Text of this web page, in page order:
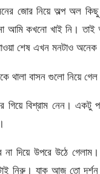
জোর নিয়ে অল্প অল
আমি কখনো খাই নি। তাই
শেষ এখন মনটাও
থালা বাসন গুলো নিয়ে
গিয়ে বিশ্রাম নেন। একটু
দিয়ে উপরে উঠে
নিরু। যাক আজ তো